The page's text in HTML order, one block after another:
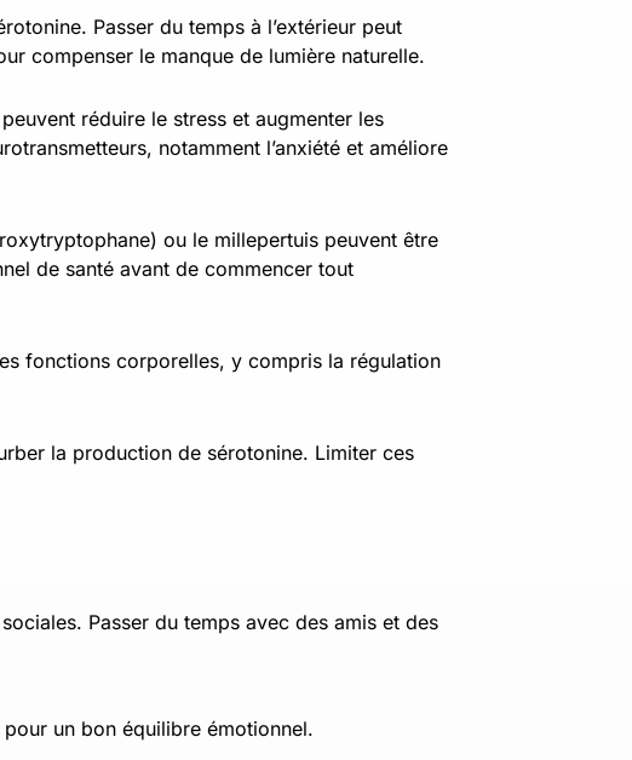
Passer du temps à l’extérieur peut
compenser le manque de lumière naturelle.
réduire le stress et augmenter les
notamment l’anxiété et améliore
ou le millepertuis peuvent être
de santé avant de commencer tout
fonctions corporelles, y compris la régulation
la production de sérotonine. Limiter ces
Passer du temps avec des amis et des
un bon équilibre émotionnel.